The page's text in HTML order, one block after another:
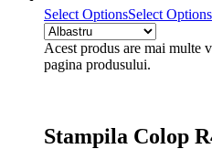
Select OptionsSelect Options
Acest produs are mai multe
pagina produsului.
Stampila Colop